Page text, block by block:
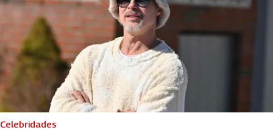
Celebridades